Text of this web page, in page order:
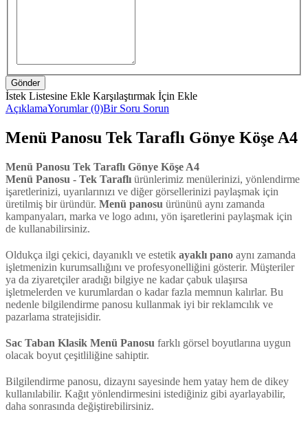
İstek Listesine Ekle Karşılaştırmak İçin Ekle
AçıklamaYorumlar (0)Bir Soru Sorun
Menü Panosu Tek Taraflı Gönye Köşe A4
Menü Panosu Tek Taraflı Gönye Köşe A4
Menü Panosu - Tek Taraflı ürünlerimiz menülerinizi, yönlendirme
işaretlerinizi, uyarılarınızı ve diğer görsellerinizi paylaşmak için
üretilmiş bir üründür. Menü panosu ürününü aynı zamanda
kampanyaları, marka ve logo adını, yön işaretlerini paylaşmak için
de kullanabilirsiniz.
Oldukça ilgi çekici, dayanıklı ve estetik ayaklı pano aynı zamanda
işletmenizin kurumsallığını ve profesyonelliğini gösterir. Müşteriler
ya da ziyaretçiler aradığı bilgiye ne kadar çabuk ulaşırsa
işletmelerden ve kurumlardan o kadar fazla memnun kalırlar. Bu
nedenle bilgilendirme panosu kullanmak iyi bir reklamcılık ve
pazarlama stratejisidir.
Sac Taban Klasik Menü Panosu farklı görsel boyutlarına uygun
olacak boyut çeşitliliğine sahiptir.
Bilgilendirme panosu, dizaynı sayesinde hem yatay hem de dikey
kullanılabilir. Kağıt yönlendirmesini istediğiniz gibi ayarlayabilir,
daha sonrasında değiştirebilirsiniz.